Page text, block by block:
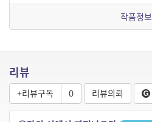
작품정보
리뷰
+리뷰구독 0 리뷰의뢰